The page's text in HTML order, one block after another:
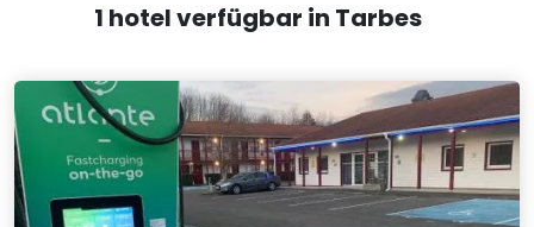
1 hotel verfügbar in Tarbes